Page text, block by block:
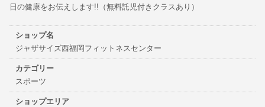
日の健康をお伝えします!!（無料託児付きクラスあり）
ショップ名
ジャザサイズ西福岡フィットネスセンター
カテゴリー
スポーツ
ショップエリア